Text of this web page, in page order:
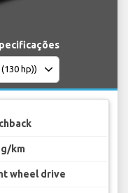
g/km
wheel drive